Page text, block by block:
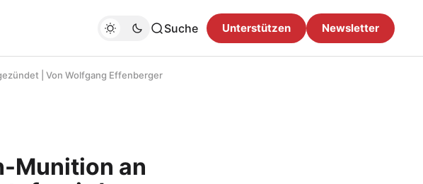
Suche Unterstützen Newsletter
| Von Wolfgang Effenberger
Munition an